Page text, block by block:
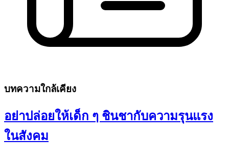
บทความใกล้เคียง
อย่าปล่อยให้เด็ก ๆ ชินชากับความรุนแรง
ในสังคม